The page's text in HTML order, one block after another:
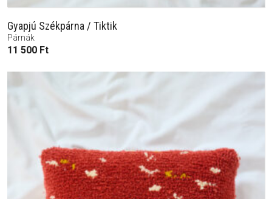
Gyapjú Székpárna / Tiktik
Párnák
11 500 Ft